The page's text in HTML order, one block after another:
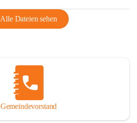
Alle Dateien sehen
Gemeindevorstand